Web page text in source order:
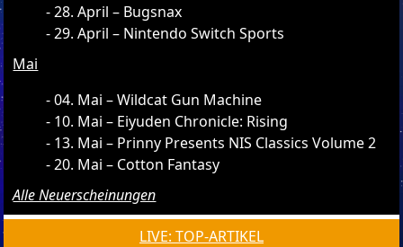
28. April – Bugsnax
29. April – Nintendo Switch Sports
Mai
04. Mai – Wildcat Gun Machine
10. Mai – Eiyuden Chronicle: Rising
13. Mai – Prinny Presents NIS Classics Volume 2
20. Mai – Cotton Fantasy
Alle Neuerscheinungen
LIVE: TOP-ARTIKEL